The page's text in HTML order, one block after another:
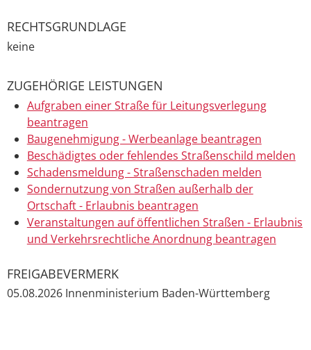
RECHTSGRUNDLAGE
keine
ZUGEHÖRIGE LEISTUNGEN
Aufgraben einer Straße für Leitungsverlegung
beantragen
Baugenehmigung - Werbeanlage beantragen
Beschädigtes oder fehlendes Straßenschild melden
Schadensmeldung - Straßenschaden melden
Sondernutzung von Straßen außerhalb der
Ortschaft - Erlaubnis beantragen
Veranstaltungen auf öffentlichen Straßen - Erlaubnis
und Verkehrsrechtliche Anordnung beantragen
FREIGABEVERMERK
05.08.2026 Innenministerium Baden-Württemberg